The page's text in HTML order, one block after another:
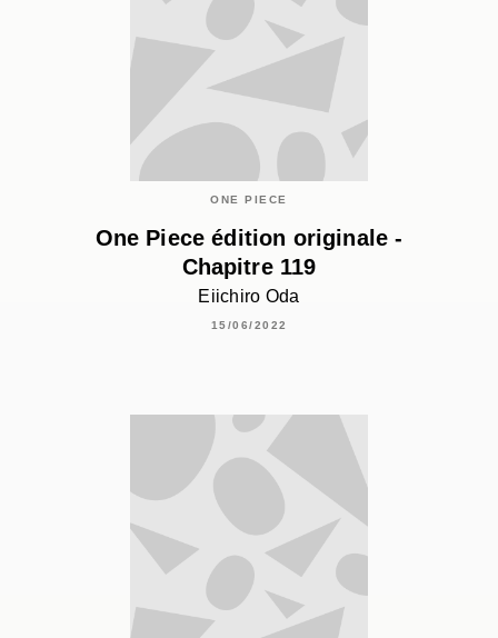
ONE PIECE
One Piece édition originale -
Chapitre 119
Eiichiro Oda
15/06/2022